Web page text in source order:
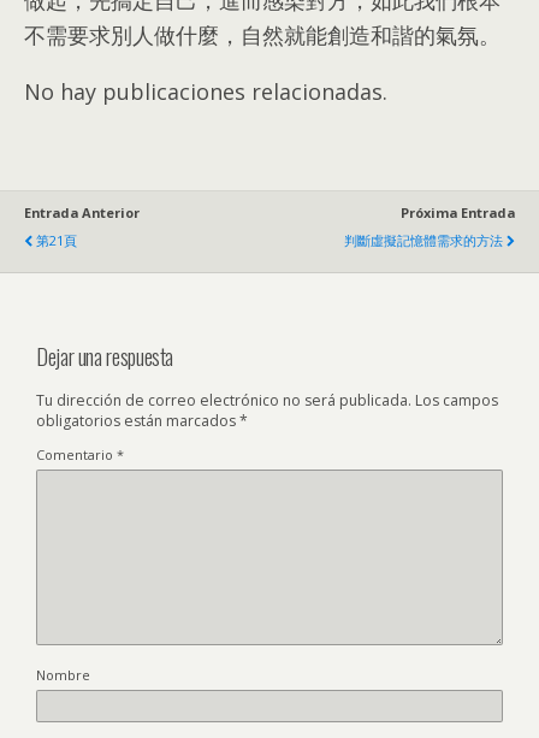
不需要求別人做什麼 ， 自然就能創造和諧的氣氛。
No hay publicaciones relacionadas.
Entrada Anterior
第21頁
Próxima Entrada
判斷虛擬記憶體需求的方法
Dejar una respuesta
Tu dirección de correo electrónico no será publicada. Los campos
obligatorios están marcados*
Comentario *
Nombre